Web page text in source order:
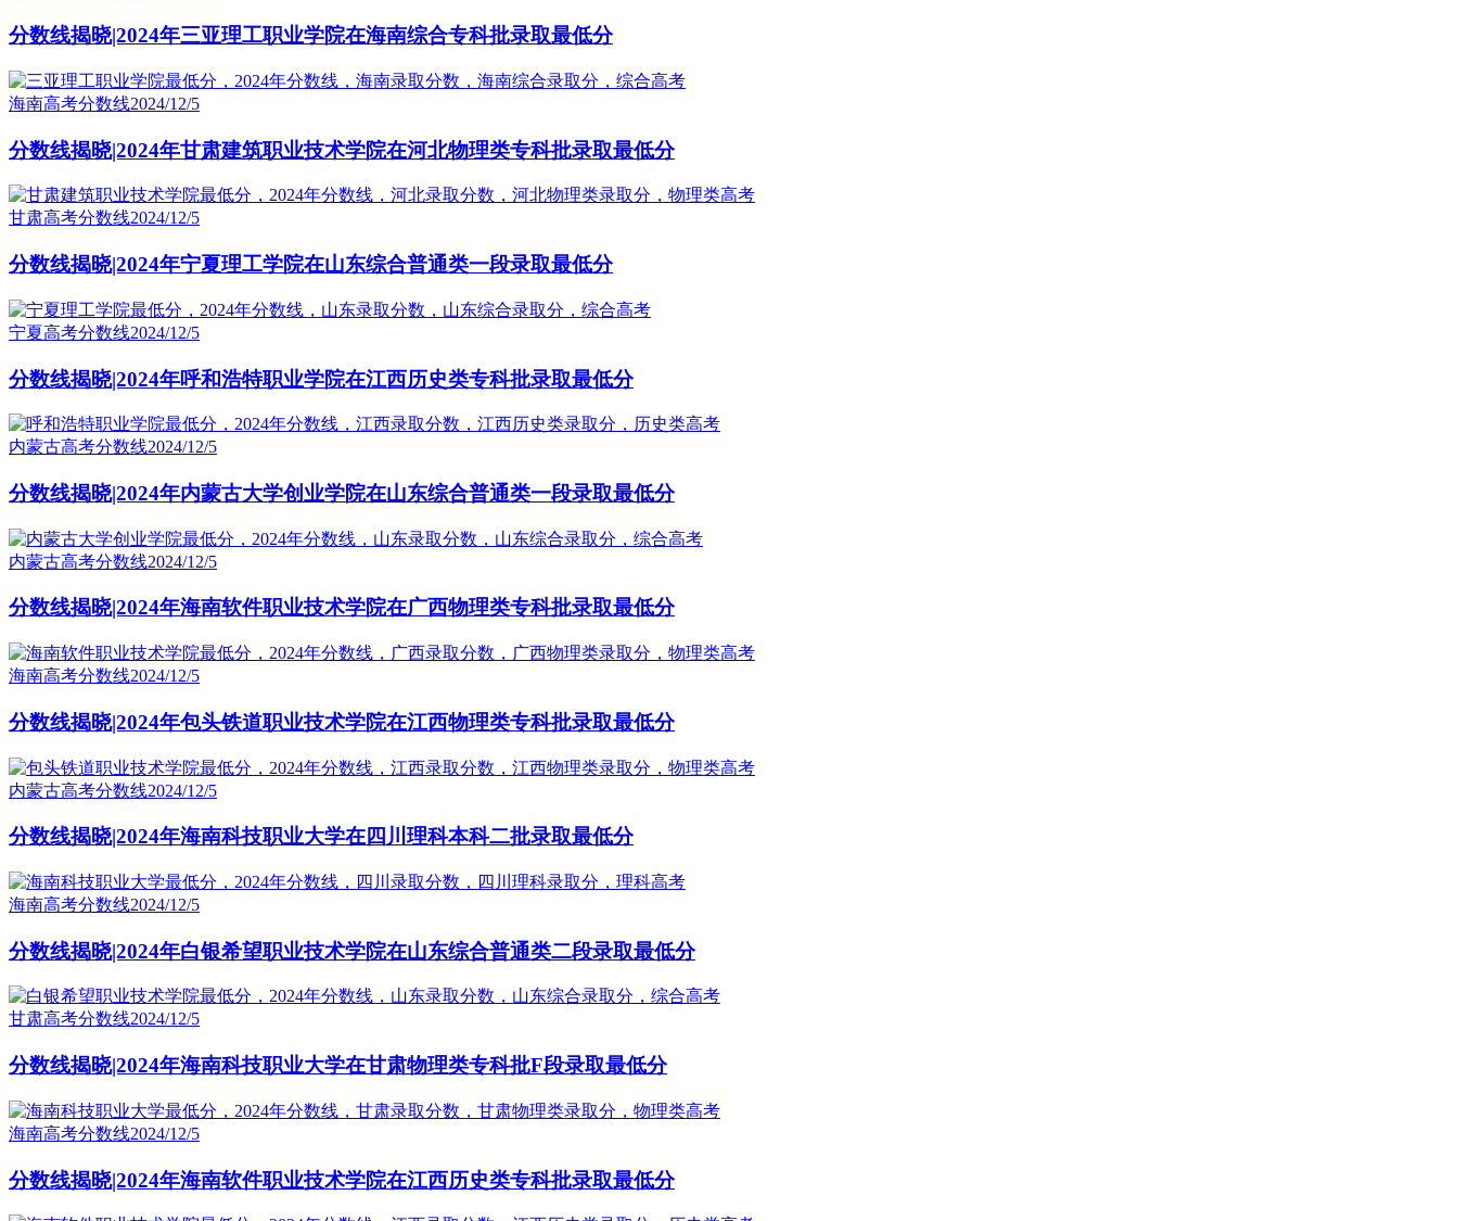
分数线揭晓|2024年三亚理工职业学院在海南综合专科批录取最低分
海南高考分数线2024/12/5
分数线揭晓|2024年甘肃建筑职业技术学院在河北物理类专科批录取最低分
甘肃高考分数线2024/12/5
分数线揭晓|2024年宁夏理工学院在山东综合普通类一段录取最低分
宁夏高考分数线2024/12/5
分数线揭晓|2024年呼和浩特职业学院在江西历史类专科批录取最低分
内蒙古高考分数线2024/12/5
分数线揭晓|2024年内蒙古大学创业学院在山东综合普通类一段录取最低分
内蒙古高考分数线2024/12/5
分数线揭晓|2024年海南软件职业技术学院在广西物理类专科批录取最低分
海南高考分数线2024/12/5
分数线揭晓|2024年包头铁道职业技术学院在江西物理类专科批录取最低分
内蒙古高考分数线2024/12/5
分数线揭晓|2024年海南科技职业大学在四川理科本科二批录取最低分
海南高考分数线2024/12/5
分数线揭晓|2024年白银希望职业技术学院在山东综合普通类二段录取最低分
甘肃高考分数线2024/12/5
分数线揭晓|2024年海南科技职业大学在甘肃物理类专科批F段录取最低分
海南高考分数线2024/12/5
分数线揭晓|2024年海南软件职业技术学院在江西历史类专科批录取最低分